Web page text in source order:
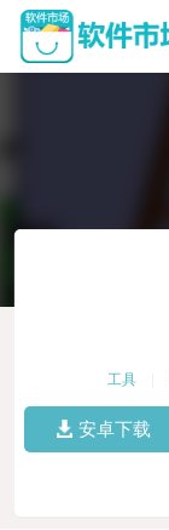
工具
安卓下载